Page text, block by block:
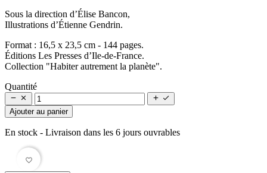
Sous la direction d’Élise Bancon,
Illustrations d’Étienne Gendrin.
Format : 16,5 x 23,5 cm - 144 pages.
Éditions Les Presses d’Ile-de-France.
Collection "Habiter autrement la planète".
Quantité
   
Ajouter au panier
En stock - Livraison dans les 6 jours ouvrables
favorite_border